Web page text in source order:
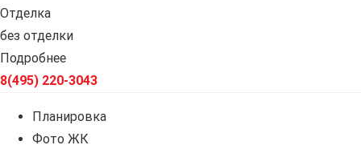
Отделка
без отделки
Подробнее
8(495) 220-3043
Планировка
Фото ЖК